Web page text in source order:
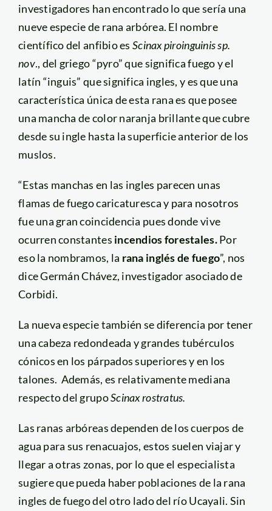
investigadores han encontrado lo que sería una
nueve especie de rana arbórea. El nombre
científico del anfibio esScinax piroinguinis sp.
nov., del griego “pyro” que significa fuego y el
latín “inguis” que significa ingles, y es que una
característica única de esta rana es que posee
una mancha de color naranja brillante que cubre
desde su ingle hasta la superficie anterior de los
muslos.
“Estas manchas en las ingles parecen unas
flamas de fuego caricaturesca y para nosotros
fue una gran coincidencia pues donde vive
ocurren constantes incendios forestales.Por
eso la nombramos, la rana inglés de fuego”, nos
diceGermán Chávez, investigador asociado de
Corbidi.
La nueva especie también se diferencia por tener
una cabeza redondeada y grandes tubérculos
cónicos en los párpados superiores y en los
talones. Además, es relativamente mediana
respecto del grupoScinax rostratus.
Las ranas arbóreas dependen de los cuerpos de
agua para sus renacuajos, estos suelen viajar y
llegar a otras zonas, por lo que el especialista
sugiere que pueda haber poblaciones de la rana
ingles de fuego del otro lado del río Ucayali. Sin